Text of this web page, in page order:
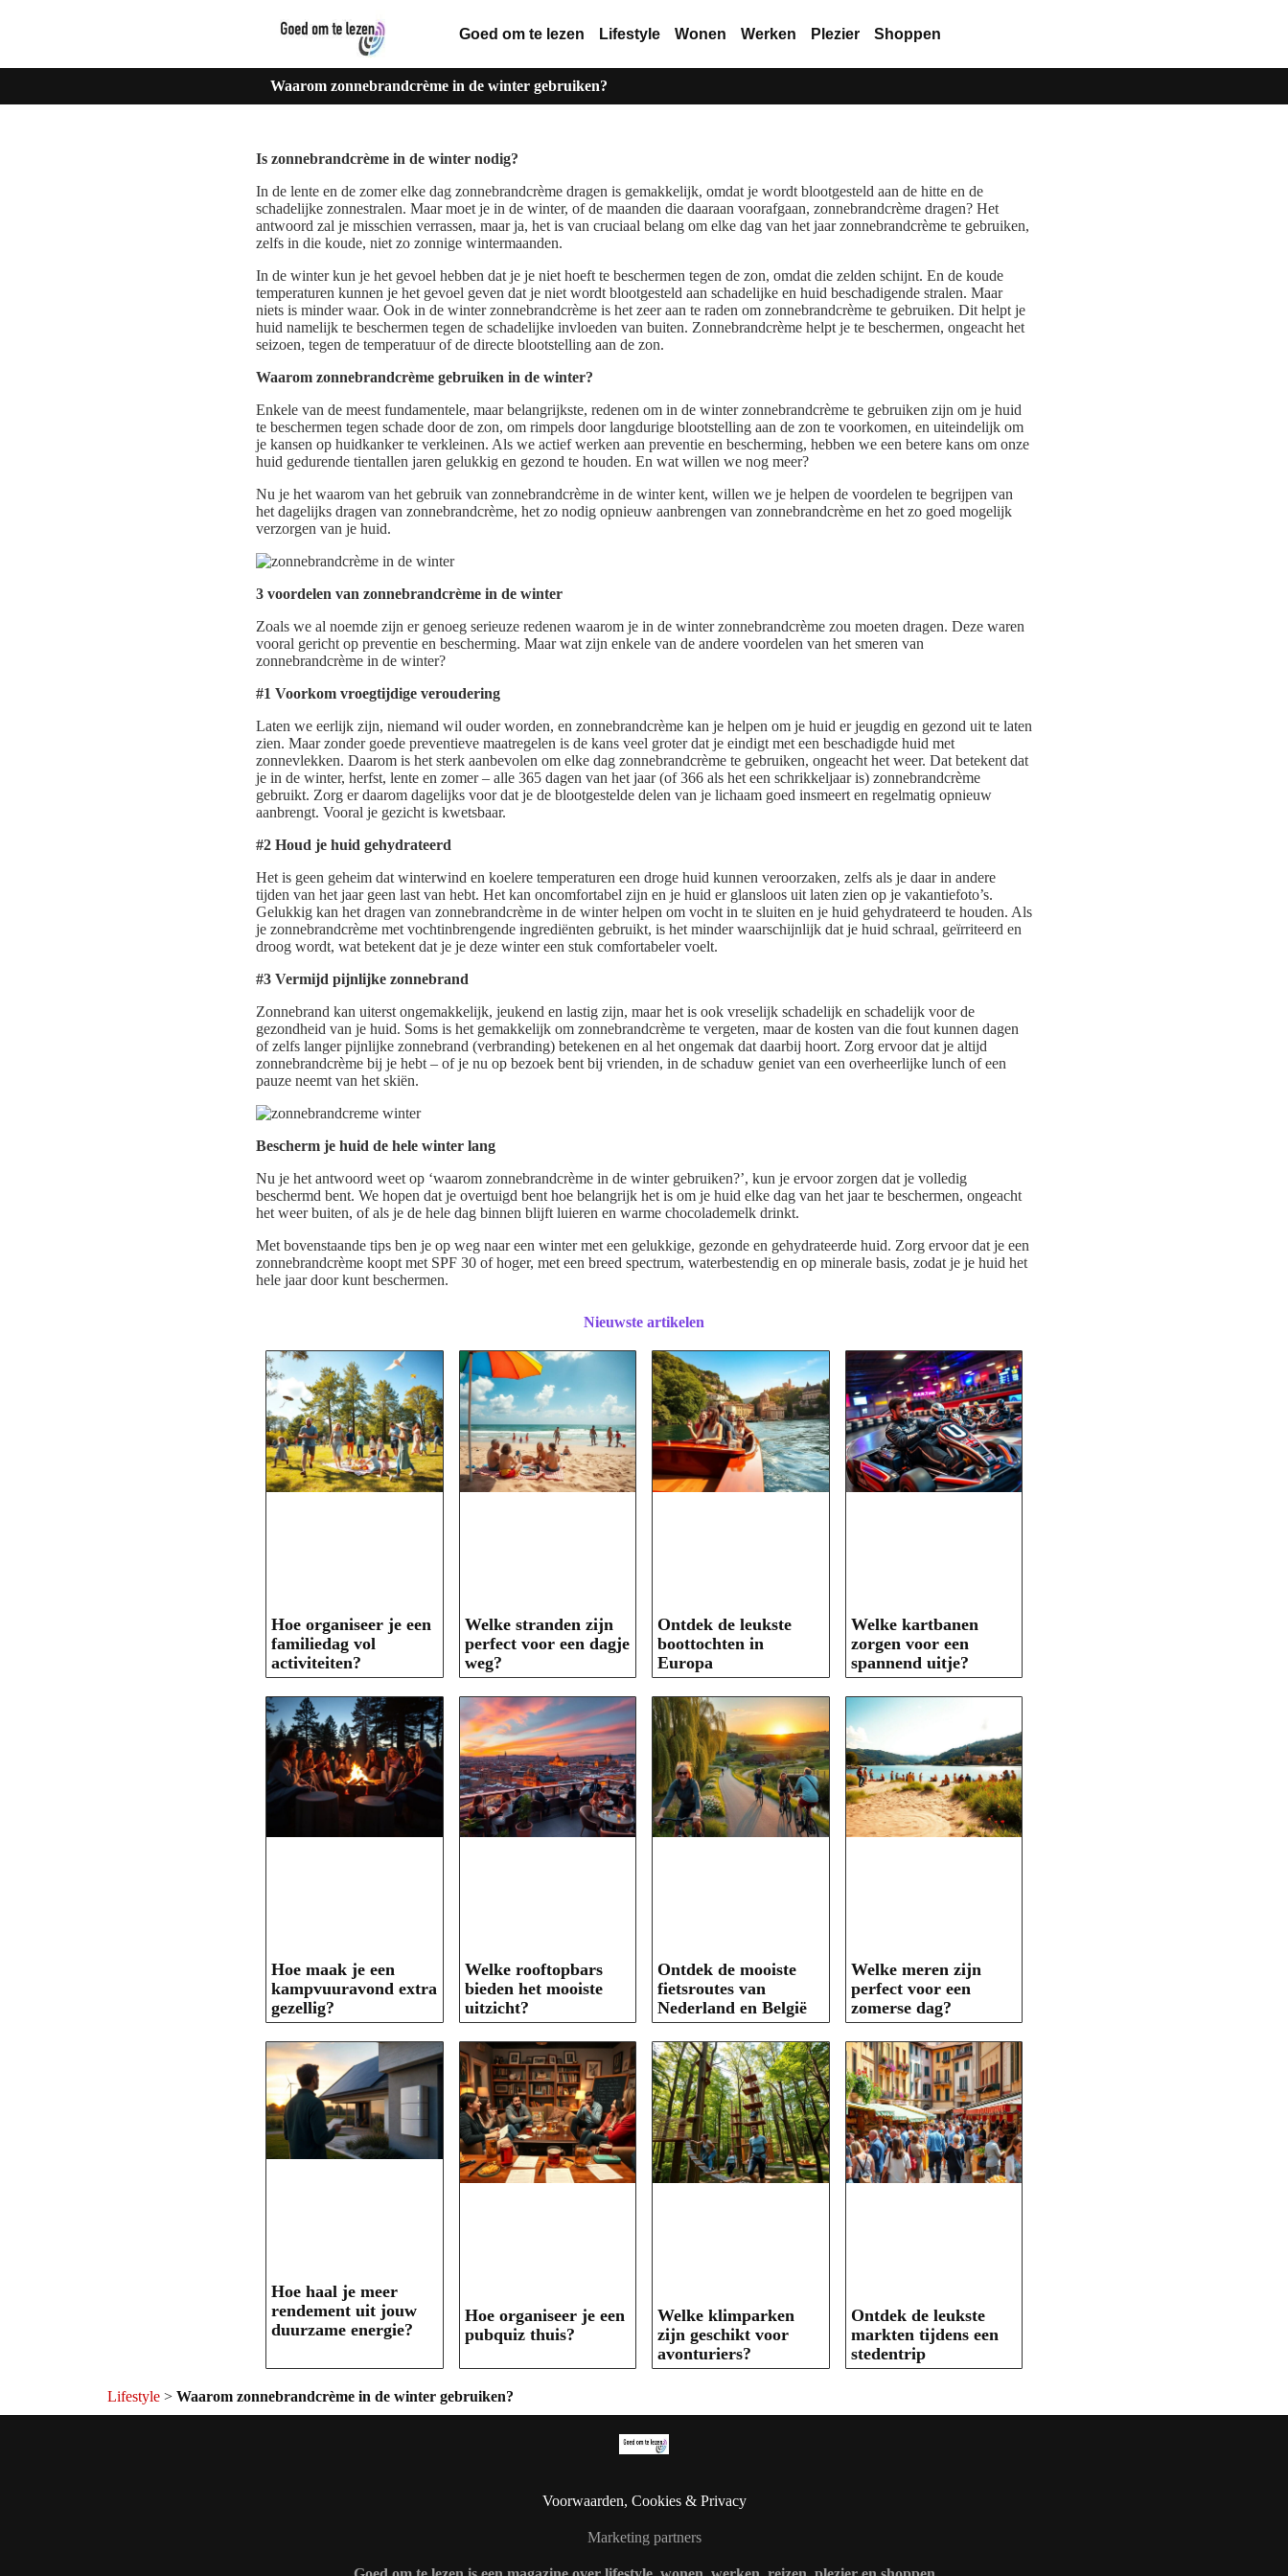
Goed om te lezen Lifestyle Wonen Werken Plezier Shoppen
Waarom zonnebrandcrème in de winter gebruiken?
Is zonnebrandcrème in de winter nodig?
In de lente en de zomer elke dag zonnebrandcrème dragen is gemakkelijk, omdat je wordt blootgesteld aan de hitte en de
schadelijke zonnestralen. Maar moet je in de winter, of de maanden die daaraan voorafgaan, zonnebrandcrème dragen? Het
antwoord zal je misschien verrassen, maar ja, het is van cruciaal belang om elke dag van het jaar zonnebrandcrème te gebruiken,
zelfs in die koude, niet zo zonnige wintermaanden.
In de winter kun je het gevoel hebben dat je je niet hoeft te beschermen tegen de zon, omdat die zelden schijnt. En de koude
temperaturen kunnen je het gevoel geven dat je niet wordt blootgesteld aan schadelijke en huid beschadigende stralen. Maar
niets is minder waar. Ook in de winter zonnebrandcrème is het zeer aan te raden om zonnebrandcrème te gebruiken. Dit helpt je
huid namelijk te beschermen tegen de schadelijke invloeden van buiten. Zonnebrandcrème helpt je te beschermen, ongeacht het
seizoen, tegen de temperatuur of de directe blootstelling aan de zon.
Waarom zonnebrandcrème gebruiken in de winter?
Enkele van de meest fundamentele, maar belangrijkste, redenen om in de winter zonnebrandcrème te gebruiken zijn om je huid
te beschermen tegen schade door de zon, om rimpels door langdurige blootstelling aan de zon te voorkomen, en uiteindelijk om
je kansen op huidkanker te verkleinen. Als we actief werken aan preventie en bescherming, hebben we een betere kans om onze
huid gedurende tientallen jaren gelukkig en gezond te houden. En wat willen we nog meer?
Nu je het waarom van het gebruik van zonnebrandcrème in de winter kent, willen we je helpen de voordelen te begrijpen van
het dagelijks dragen van zonnebrandcrème, het zo nodig opnieuw aanbrengen van zonnebrandcrème en het zo goed mogelijk
verzorgen van je huid.
3 voordelen van zonnebrandcrème in de winter
Zoals we al noemde zijn er genoeg serieuze redenen waarom je in de winter zonnebrandcrème zou moeten dragen. Deze waren
vooral gericht op preventie en bescherming. Maar wat zijn enkele van de andere voordelen van het smeren van
zonnebrandcrème in de winter?
#1 Voorkom vroegtijdige veroudering
Laten we eerlijk zijn, niemand wil ouder worden, en zonnebrandcrème kan je helpen om je huid er jeugdig en gezond uit te laten
zien. Maar zonder goede preventieve maatregelen is de kans veel groter dat je eindigt met een beschadigde huid met
zonnevlekken. Daarom is het sterk aanbevolen om elke dag zonnebrandcrème te gebruiken, ongeacht het weer. Dat betekent dat
je in de winter, herfst, lente en zomer – alle 365 dagen van het jaar (of 366 als het een schrikkeljaar is) zonnebrandcrème
gebruikt. Zorg er daarom dagelijks voor dat je de blootgestelde delen van je lichaam goed insmeert en regelmatig opnieuw
aanbrengt. Vooral je gezicht is kwetsbaar.
#2 Houd je huid gehydrateerd
Het is geen geheim dat winterwind en koelere temperaturen een droge huid kunnen veroorzaken, zelfs als je daar in andere
tijden van het jaar geen last van hebt. Het kan oncomfortabel zijn en je huid er glansloos uit laten zien op je vakantiefoto’s.
Gelukkig kan het dragen van zonnebrandcrème in de winter helpen om vocht in te sluiten en je huid gehydrateerd te houden. Als
je zonnebrandcrème met vochtinbrengende ingrediënten gebruikt, is het minder waarschijnlijk dat je huid schraal, geïrriteerd en
droog wordt, wat betekent dat je je deze winter een stuk comfortabeler voelt.
#3 Vermijd pijnlijke zonnebrand
Zonnebrand kan uiterst ongemakkelijk, jeukend en lastig zijn, maar het is ook vreselijk schadelijk en schadelijk voor de
gezondheid van je huid. Soms is het gemakkelijk om zonnebrandcrème te vergeten, maar de kosten van die fout kunnen dagen
of zelfs langer pijnlijke zonnebrand (verbranding) betekenen en al het ongemak dat daarbij hoort. Zorg ervoor dat je altijd
zonnebrandcrème bij je hebt – of je nu op bezoek bent bij vrienden, in de schaduw geniet van een overheerlijke lunch of een
pauze neemt van het skiën.
Bescherm je huid de hele winter lang
Nu je het antwoord weet op ‘waarom zonnebrandcrème in de winter gebruiken?’, kun je ervoor zorgen dat je volledig
beschermd bent. We hopen dat je overtuigd bent hoe belangrijk het is om je huid elke dag van het jaar te beschermen, ongeacht
het weer buiten, of als je de hele dag binnen blijft luieren en warme chocolademelk drinkt.
Met bovenstaande tips ben je op weg naar een winter met een gelukkige, gezonde en gehydrateerde huid. Zorg ervoor dat je een
zonnebrandcrème koopt met SPF 30 of hoger, met een breed spectrum, waterbestendig en op minerale basis, zodat je je huid het
hele jaar door kunt beschermen.
Nieuwste artikelen
Hoe organiseer je een
familiedag vol
activiteiten?
Welke stranden zijn
perfect voor een dagje
weg?
Ontdek de leukste
boottochten in
Europa
Welke kartbanen
zorgen voor een
spannend uitje?
Hoe maak je een
kampvuuravond extra
gezellig?
Welke rooftopbars
bieden het mooiste
uitzicht?
Ontdek de mooiste
fietsroutes van
Nederland en België
Welke meren zijn
perfect voor een
zomerse dag?
Hoe haal je meer
rendement uit jouw
duurzame energie?
Hoe organiseer je een
pubquiz thuis?
Welke klimparken
zijn geschikt voor
avonturiers?
Ontdek de leukste
markten tijdens een
stedentrip
Lifestyle > Waarom zonnebrandcrème in de winter gebruiken?
Voorwaarden, Cookies & Privacy
Marketing partners